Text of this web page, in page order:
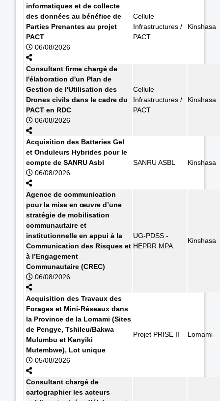
informatiques et de collecte
des données au bénéfice de
Parties Prenantes au projet
PACT
06/08/2026
Cellule
Infrastructures /
PACT
Kinshasa
Consultant firme chargé de
l'élaboration d'un Plan de
Gestion de l'Utilisation des
Drones civils dans le cadre du
PACT en RDC
06/08/2026
Cellule
Infrastructures /
PACT
Kinshasa
Acquisition des Batteries Gel
et Onduleurs Hybrides pour le
compte de SANRU Asbl
06/08/2026
SANRU ASBL Kinshasa
Agence de communication
pour la mise en œuvre d’une
stratégie de mobilisation
communautaire et
institutionnelle en appui à la
Communication des Risques et
à l’Engagement
Communautaire (CREC)
06/08/2026
UG-PDSS -
HEPRR MPA
Kinshasa
Acquisition des Travaux des
Forages et Mini-Réseaux dans
la Province de la Lomami (Sites
de Pengye, Tshileu/Bakwa
Mulumbu et Kanyiki
Mutembwe), Lot unique
05/08/2026
Projet PRISE II Lomami
Consultant chargé de
cartographier les acteurs